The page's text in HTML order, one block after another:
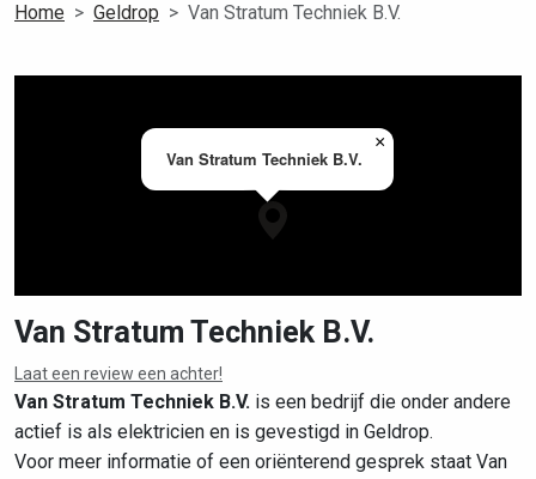
Home Geldrop Van Stratum Techniek B.V.
Van Stratum Techniek B.V.
×
Leaflet |©OpenStreetMapcontributors
Van Stratum Techniek B.V.
Laat een review een achter!
Van Stratum Techniek B.V. is een bedrijf die onder andere
actief is als elektricien en is gevestigd in Geldrop.
Voor meer informatie of een oriënterend gesprek staat Van